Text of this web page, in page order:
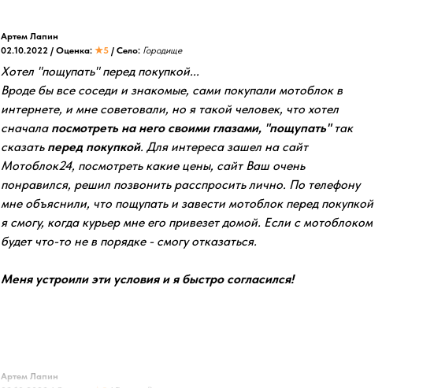
Хотел "пощупать" перед покупкой...
Вроде бы все соседи и знакомые, сами покупали мотоблок в
интернете, и мне советовали, но я такой человек, что хотел
сначала посмотреть на него своими глазами, "пощупать"так
сказать перед покупкой. Для интереса зашел на сайт
Мотоблок24, посмотреть какие цены, сайт Ваш очень
понравился, решил позвонить расспросить лично. По телефону
мне объяснили, что пощупать и завести мотоблок перед покупкой
я смогу, когда курьер мне его привезет домой. Если с мотоблоком
будет что-то не в порядке - смогу отказаться.
Меня устроили эти условия и я быстро согласился!
Артем Лапин
02.10.2022 / Оценка: ★5 / Село: Городище
Артем Лапин